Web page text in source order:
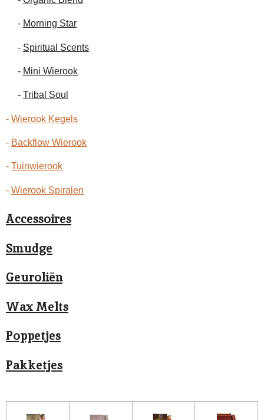
- Morning Star
- Spiritual Scents
- Mini Wierook
- Tribal Soul
- Wierook Kegels
- Backflow Wierook
- Tuinwierook
- Wierook Spiralen
Accessoires
Smudge
Geuroliën
Wax Melts
Poppetjes
Pakketjes